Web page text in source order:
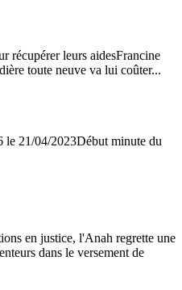
récupérer leurs aidesFrancine
toute neuve va lui coûter...
le 21/04/2023Début minute du
en justice, l'Anah regrette une
dans le versement de